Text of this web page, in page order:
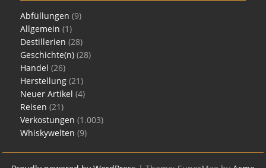
Abfüllungen (9)
Allgemein (1)
Destillerien (28)
Geschichte(n) (28)
Handel (26)
Herstellung (21)
Neuer Artikel (4)
Reisen (21)
Verkostungen (1.003)
Whiskywelten (9)